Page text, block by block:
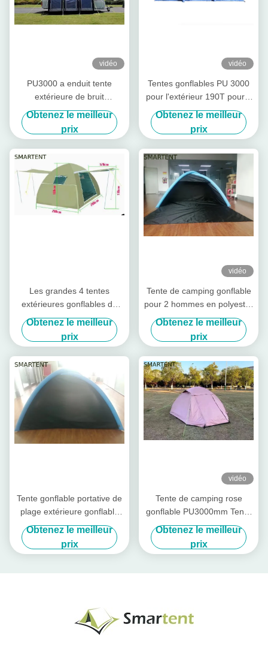
vidéo
PU3000 a enduit tente
extérieure de bruit
d'explosion de camping de la
tente 190T d'air la grande
Obtenez le meilleur
prix
vidéo
Tentes gonflables PU 3000
pour l'extérieur 190T pour 2
personnes Tente gonflable
Obtenez le meilleur
prix
Les grandes 4 tentes
extérieures gonflables de
personne argentent la tente
200X200X150CM d'air de
dôme de Colated 210T
Obtenez le meilleur
prix
vidéo
Tente de camping gonflable
pour 2 hommes en polyester
noir 190T Tente de plage
Obtenez le meilleur
prix
Tente gonflable portative de
plage extérieure gonflable
imperméable noire des
tentes 190T
Obtenez le meilleur
prix
vidéo
Tente de camping rose
gonflable PU3000mm Tente
de camping gonflable 3
personnes
Obtenez le meilleur
prix